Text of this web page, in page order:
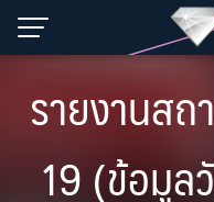
Skip
รายงานส
19 (ข้อมูล